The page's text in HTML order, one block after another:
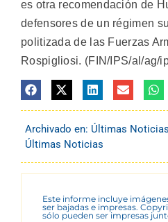
es otra recomendación de
defensores de un régimen
politizada de las Fuerzas
Rospigliosi. (FIN/IPS/al/ag/
Archivado en: Últimas Noticias
Últimas Noticias
Este informe incluye
ser bajadas e impresas.
sólo pueden ser impresas